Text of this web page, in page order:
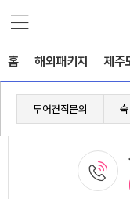
홈 해외패키지 제주
투어견적문의